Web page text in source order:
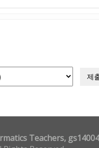
제
Teachers,